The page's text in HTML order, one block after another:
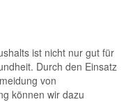
ist nicht nur gut für
Durch den Einsatz
von
können wir dazu